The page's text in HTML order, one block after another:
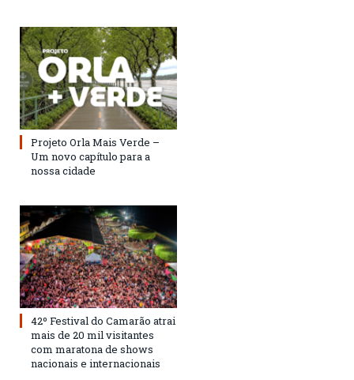
Projeto Orla Mais Verde –
Um novo capítulo para a
nossa cidade
42º Festival do Camarão atrai
mais de 20 mil visitantes
com maratona de shows
nacionais e internacionais